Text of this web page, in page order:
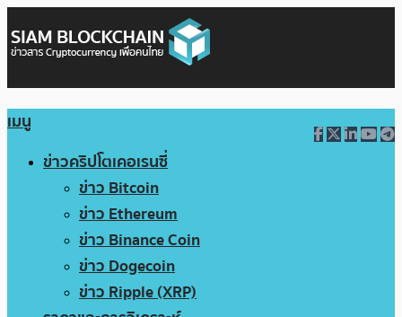
เมนู
ข่าวคริปโตเคอเรนซี่
ข่าว Bitcoin
ข่าว Ethereum
ข่าว Binance Coin
ข่าว Dogecoin
ข่าว Ripple (XRP)